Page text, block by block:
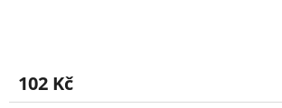
102 Kč